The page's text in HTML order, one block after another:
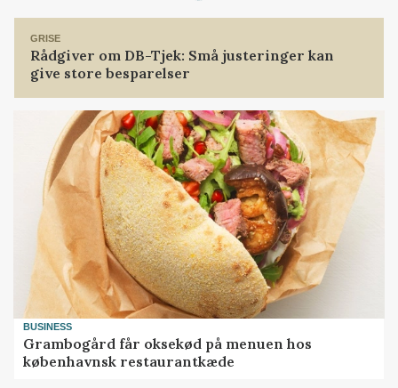
GRISE
Rådgiver om DB-Tjek: Små justeringer kan
give store besparelser
BUSINESS
Grambogård får oksekød på menuen hos
københavnsk restaurantkæde